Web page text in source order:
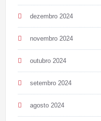
dezembro 2024
novembro 2024
outubro 2024
setembro 2024
agosto 2024